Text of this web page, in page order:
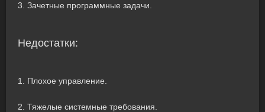
3. Зачетные программные задачи.
Недостатки:
1. Плохое управление.
2. Тяжелые системные требования.